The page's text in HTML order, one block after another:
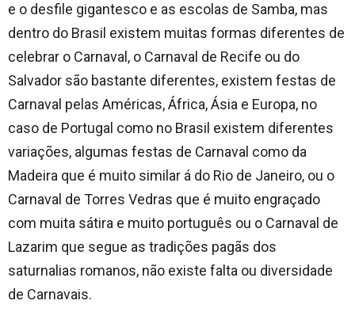
e o desfile gigantesco e as escolas de Samba, mas
dentro do Brasil existem muitas formas diferentes de
celebrar o Carnaval, o Carnaval de Recife ou do
Salvador são bastante diferentes, existem festas de
Carnaval pelas Américas, África, Ásia e Europa, no
caso de Portugal como no Brasil existem diferentes
variações, algumas festas de Carnaval como da
Madeira que é muito similar á do Rio de Janeiro, ou o
Carnaval de Torres Vedras que é muito engraçado
com muita sátira e muito português ou o Carnaval de
Lazarim que segue as tradições pagãs dos
saturnalias romanos, não existe falta ou diversidade
de Carnavais.